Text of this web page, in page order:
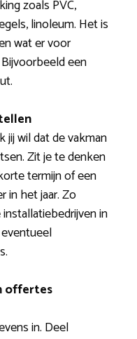
zoals PVC,
linoleum. Het is
wat er voor
een
jij wil dat de vakman
Zit je te denken
termijn of een
in het jaar. Zo
in
offertes
in. Deel